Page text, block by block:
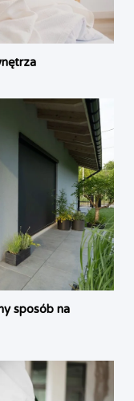
sposób na